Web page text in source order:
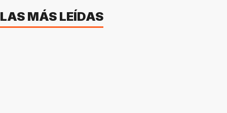
LAS MÁS LEÍDAS